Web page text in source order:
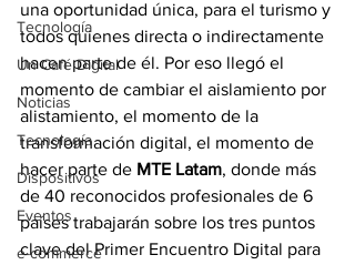
Tecnología
Un Café Digital
Noticias
Tecnología
Dispositivos
Eventos
e-commerce
una oportunidad única, para el turismo y
todos quienes directa o indirectamente
hacen parte de él. Por eso llegó el
momento de cambiar el aislamiento por
alistamiento, el momento de la
transformación digital, el momento de
hacer parte de MTE Latam, donde más
de 40 reconocidos profesionales de 6
países trabajarán sobre los tres puntos
clave del Primer Encuentro Digital para